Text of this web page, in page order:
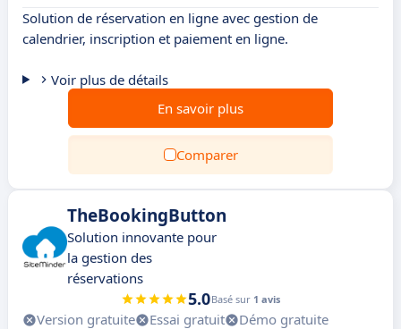
Solution de réservation en ligne avec gestion de
calendrier, inscription et paiement en ligne.
Voir plus de détails
En savoir plus
Comparer
TheBookingButton
Solution innovante pour
la gestion des
réservations
5.0Basé sur 1 avis
Version gratuite Essai gratuit
Démo gratuite